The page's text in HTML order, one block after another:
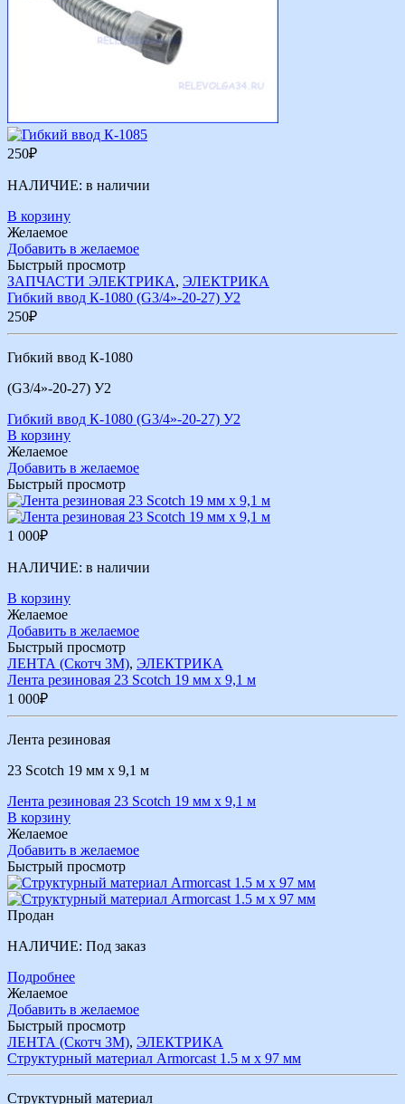
250₽
НАЛИЧИЕ: в наличии
В корзину
Желаемое
Добавить в желаемое
Быстрый просмотр
ЗАПЧАСТИ ЭЛЕКТРИКА, ЭЛЕКТРИКА
Гибкий ввод К-1080 (G3/4»-20-27) У2
250₽
Гибкий ввод К-1080
(G3/4»-20-27) У2
Гибкий ввод К-1080 (G3/4»-20-27) У2
В корзину
Желаемое
Добавить в желаемое
Быстрый просмотр
1 000₽
НАЛИЧИЕ: в наличии
В корзину
Желаемое
Добавить в желаемое
Быстрый просмотр
ЛЕНТА (Скотч 3М), ЭЛЕКТРИКА
Лента резиновая 23 Scotch 19 мм х 9,1 м
1 000₽
Лента резиновая
23 Scotch 19 мм х 9,1 м
Лента резиновая 23 Scotch 19 мм х 9,1 м
В корзину
Желаемое
Добавить в желаемое
Быстрый просмотр
Продан
НАЛИЧИЕ: Под заказ
Подробнее
Желаемое
Добавить в желаемое
Быстрый просмотр
ЛЕНТА (Скотч 3М), ЭЛЕКТРИКА
Структурный материал Armorcast 1.5 м х 97 мм
Структурный материал